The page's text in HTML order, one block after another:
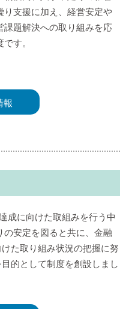
り支援に加え、経営安定や
題解決への取り組みを応
す。
報
成に向けた取組みを行う中
安定を図ると共に、金融
た取り組み状況の把握に努
的として制度を創設しまし